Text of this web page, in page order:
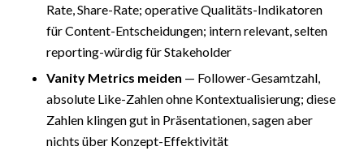
Rate, Share-Rate; operative Qualitäts-Indikatoren
für Content-Entscheidungen; intern relevant, selten
reporting-würdig für Stakeholder
Vanity Metrics meiden — Follower-Gesamtzahl,
absolute Like-Zahlen ohne Kontextualisierung; diese
Zahlen klingen gut in Präsentationen, sagen aber
nichts über Konzept-Effektivität